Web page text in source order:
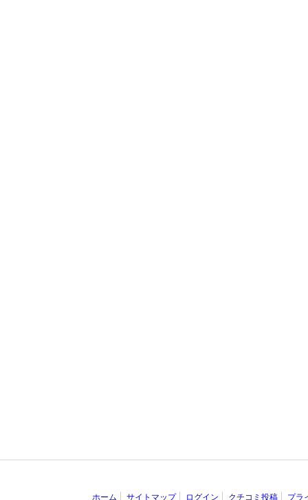
ホーム サイトマップ ログイン クチコミ投稿 プラ